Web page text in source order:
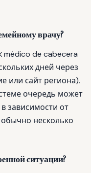
врачу?
médico de cabecera
дней через
или сайт региона).
очередь может
зависимости от
несколько
ситуации?